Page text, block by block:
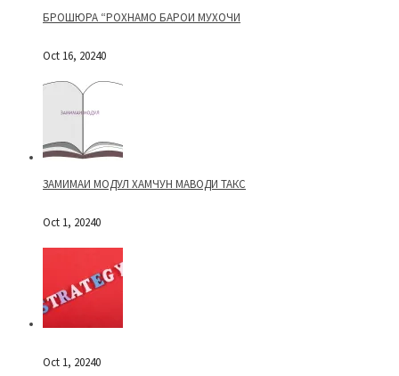
БРОШЮРА “РОХНАМО БАРОИ МУХОЧИ
Oct 16, 20240
ЗАМИМАИ МОДУЛ ХАМЧУН МАВОДИ ТАКС
Oct 1, 20240
Oct 1, 20240